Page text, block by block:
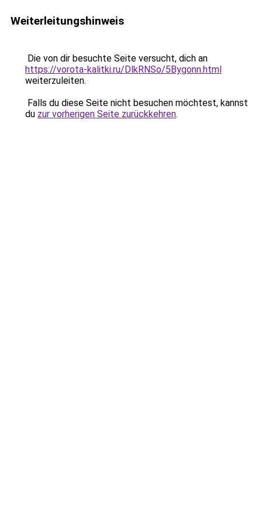
Weiterleitungshinweis
Die von dir besuchte Seite versucht, dich an
https://vorota-kalitki.ru/DlkRNSo/5Bygonn.html
weiterzuleiten.
Falls du diese Seite nicht besuchen möchtest, kannst
du zur vorherigen Seite zurückkehren.